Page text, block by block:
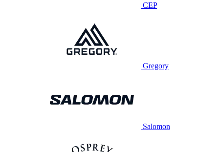
CEP
Gregory
Salomon